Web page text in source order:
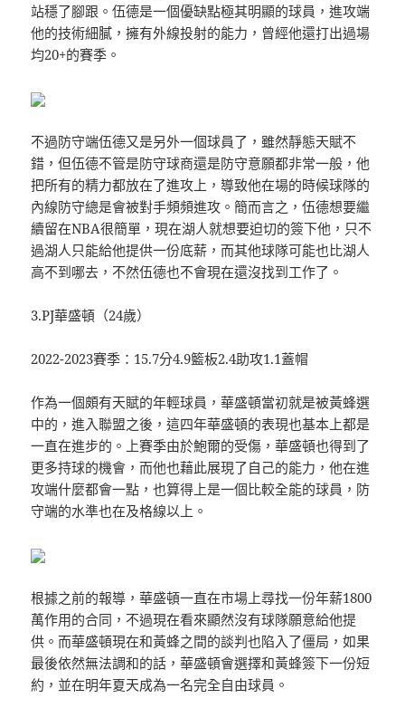
站穩了腳跟。伍德是一個優缺點極其明顯的球員，進攻端
他的技術細膩，擁有外線投射的能力，曾經他還打出過場
均20+的賽季。
不過防守端伍德又是另外一個球員了，雖然靜態天賦不
錯，但伍德不管是防守球商還是防守意願都非常一般，他
把所有的精力都放在了進攻上，導致他在場的時候球隊的
內線防守總是會被對手頻頻進攻。簡而言之，伍德想要繼
續留在NBA很簡單，現在湖人就想要迫切的簽下他，只不
過湖人只能給他提供一份底薪，而其他球隊可能也比湖人
高不到哪去，不然伍德也不會現在還沒找到工作了。
3.PJ華盛頓（24歲）
2022-2023賽季：15.7分4.9籃板2.4助攻1.1蓋帽
作為一個頗有天賦的年輕球員，華盛頓當初就是被黃蜂選
中的，進入聯盟之後，這四年華盛頓的表現也基本上都是
一直在進步的。上賽季由於鮑爾的受傷，華盛頓也得到了
更多持球的機會，而他也藉此展現了自己的能力，他在進
攻端什麼都會一點，也算得上是一個比較全能的球員，防
守端的水準也在及格線以上。
根據之前的報導，華盛頓一直在市場上尋找一份年薪1800
萬作用的合同，不過現在看來顯然沒有球隊願意給他提
供。而華盛頓現在和黃蜂之間的談判也陷入了僵局，如果
最後依然無法調和的話，華盛頓會選擇和黃蜂簽下一份短
約，並在明年夏天成為一名完全自由球員。